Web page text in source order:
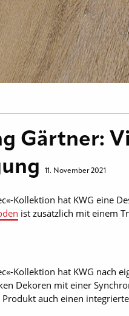
Gärtner:
11. November 2021
Kollektion hat KWG eine
ist zusätzlich mit einem
Kollektion hat KWG nach
Dekoren mit einer
auch einen